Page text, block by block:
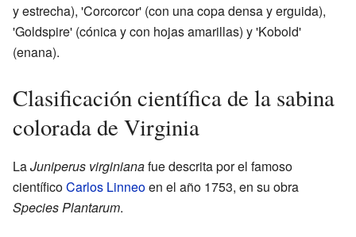
y estrecha), 'Corcorcor' (con una copa densa y erguida),
'Goldspire' (cónica y con hojas amarillas) y 'Kobold'
(enana).
Clasificación científica de la sabina
colorada de Virginia
LaJuniperus virginianafue descrita por el famoso
científicoCarlos Linneoen el año 1753, en su obra
Species Plantarum.